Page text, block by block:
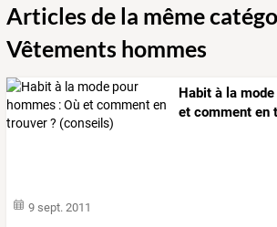
Articles de la même
Vêtements hommes
Habit à la
et comment en
9 sept. 2011